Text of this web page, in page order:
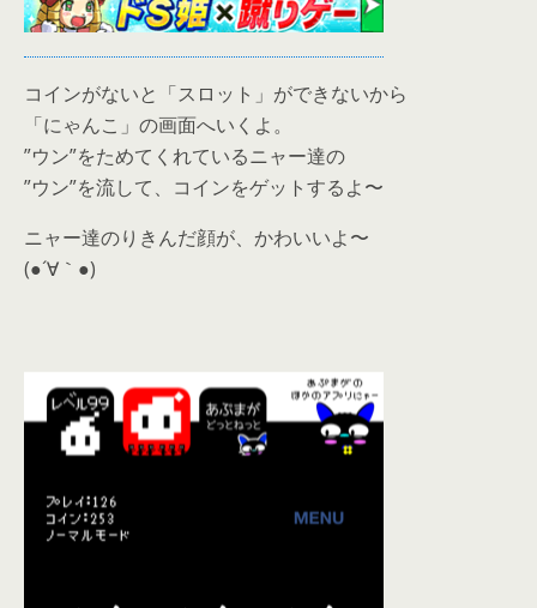
コインがないと「スロット」ができないから
「にゃんこ」の画面へいくよ。
”ウン”をためてくれているニャー達の
”ウン”を流して、コインをゲットするよ〜
ニャー達のりきんだ顔が、かわいいよ〜
(●´∀｀●)